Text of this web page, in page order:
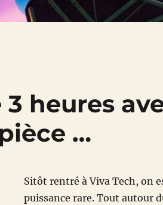
3 heures
…
Sitôt rentré à Viva Tech, on
puissance rare. Tout autour